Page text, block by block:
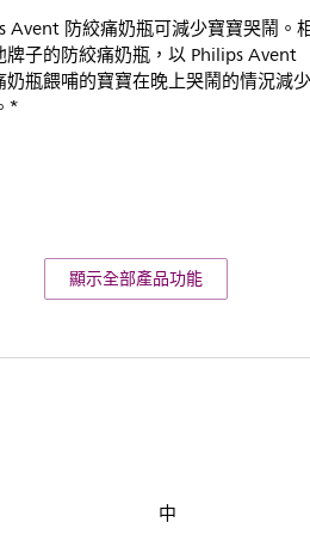
Avent 防絞痛奶瓶可減少寶寶哭鬧。
牌子的防絞痛奶瓶，以 Philips Avent
奶瓶餵哺的寶寶在晚上哭鬧的情況減少
*
顯示全部產品功能
中